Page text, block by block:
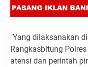
"Yang dilaksanakan
Rangkasbitung
atensi dan perintah